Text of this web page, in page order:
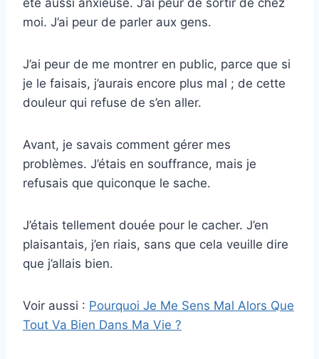
été aussi anxieuse. J’ai peur de sortir de chez
moi. J’ai peur de parler aux gens.
J’ai peur de me montrer en public, parce que si
je le faisais, j’aurais encore plus mal ; de cette
douleur qui refuse de s’en aller.
Avant, je savais comment gérer mes
problèmes. J’étais en souffrance, mais je
refusais que quiconque le sache.
J’étais tellement douée pour le cacher. J’en
plaisantais, j’en riais, sans que cela veuille dire
que j’allais bien.
Voir aussi : Pourquoi Je Me Sens Mal Alors Que
Tout Va Bien Dans Ma Vie ?